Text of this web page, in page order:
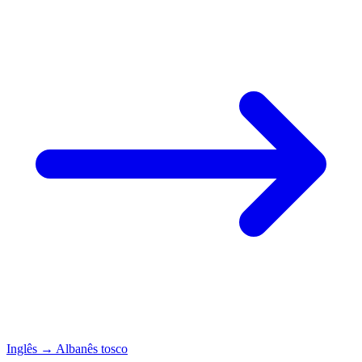
Inglês → Albanês tosco